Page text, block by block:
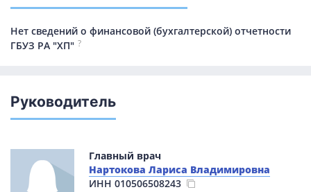
Нет сведений о финансовой (бухгалтерской) отчетности
ГБУЗ РА "ХП" ?
Руководитель
Главный врач
Нартокова Лариса Владимировна
ИНН 010506508243